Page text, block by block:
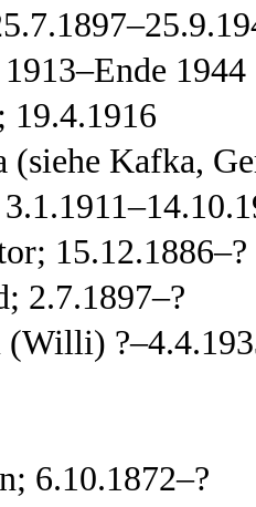
1944
19.4.1916
(siehe Kafka,
15.12.1886–?
2.7.1897–?
6.10.1872–?